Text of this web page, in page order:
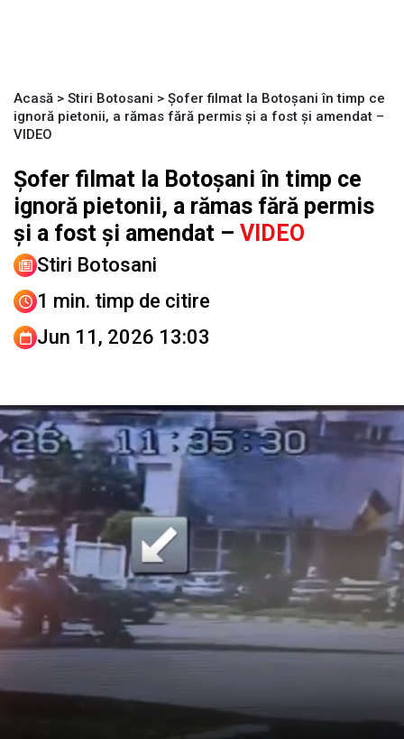
Acasă > Stiri Botosani > Șofer filmat la Botoșani în timp ce
ignoră pietonii, a rămas fără permis și a fost și amendat –
VIDEO
Șofer filmat la Botoșani în timp ce
ignoră pietonii, a rămas fără permis
și a fost și amendat – VIDEO
Stiri Botosani
1 min. timp de citire
Jun 11, 2026 13:03